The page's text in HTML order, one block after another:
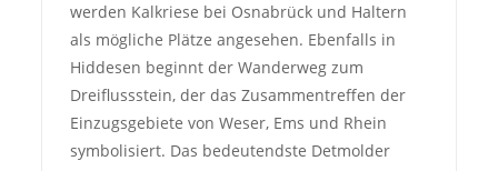
werden Kalkriese bei Osnabrück und Haltern
als mögliche Plätze angesehen. Ebenfalls in
Hiddesen beginnt der Wanderweg zum
Dreiflussstein, der das Zusammentreffen der
Einzugsgebiete von Weser, Ems und Rhein
symbolisiert. Das bedeutendste Detmolder